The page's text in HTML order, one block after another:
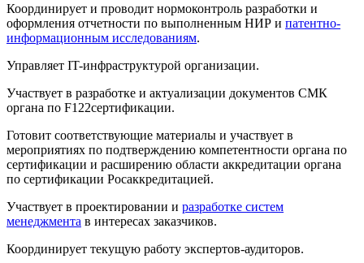
Координирует и проводит нормоконтроль разработки и
оформления отчетности по выполненным НИР и патентно-
информационным исследованиям.
Управляет IT-инфраструктурой организации.
Участвует в разработке и актуализации документов СМК
органа по F122сертификации.
Готовит соответствующие материалы и участвует в
мероприятиях по подтверждению компетентности органа по
сертификации и расширению области аккредитации органа
по сертификации Росаккредитацией.
Участвует в проектировании и разработке систем
менеджмента в интересах заказчиков.
Координирует текущую работу экспертов-аудиторов.